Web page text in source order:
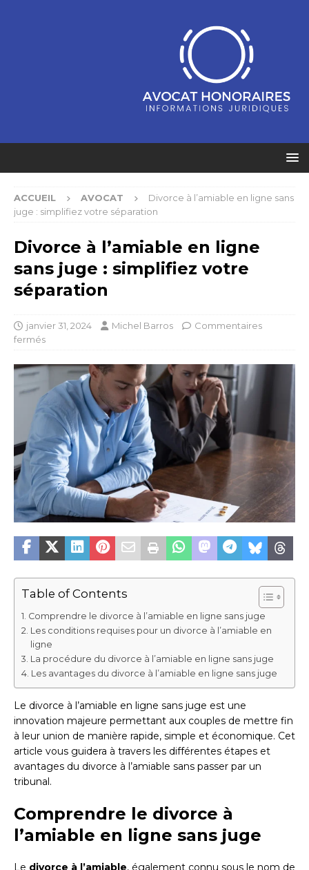
ACCUEIL AVOCAT
Divorce à l’amiable en ligne sans
juge : simplifiez votre séparation
Divorce à l’amiable en ligne
sans juge : simplifiez votre
séparation
janvier 31, 2024 Michel Barros
Commentaires
fermés
Table of Contents
Comprendre le divorce à l’amiable en ligne sans juge
Les conditions requises pour un divorce à l’amiable en
ligne
La procédure du divorce à l’amiable en ligne sans juge
Les avantages du divorce à l’amiable en ligne sans juge
Le divorce à l’amiable en ligne sans juge est une
innovation majeure permettant aux couples de mettre fin
à leur union de manière rapide, simple et économique. Cet
article vous guidera à travers les différentes étapes et
avantages du divorce à l’amiable sans passer par un
tribunal.
Comprendre le divorce à
l’amiable en ligne sans juge
Le divorce à l’amiable, également connu sous le nom de